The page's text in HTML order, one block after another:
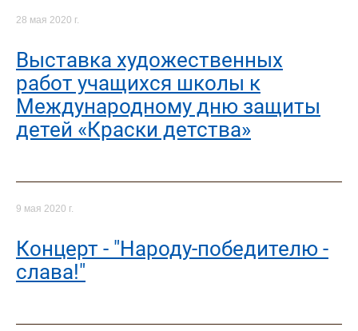
28 мая 2020 г.
Выставка художественных
работ учащихся школы к
Международному дню защиты
детей «Краски детства»
9 мая 2020 г.
Концерт - "Народу-победителю -
слава!"